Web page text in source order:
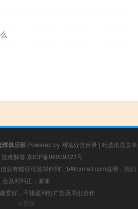
球俱乐部Powered by 网站分类目录 | 精选推荐文章
疑难解答 京ICP备06009323号
息有错误可发邮件到f_fb#foxmail.com说明，我们
会及时纠正，谢谢
爱好，不接盈利性广告及商业合作
小男孩